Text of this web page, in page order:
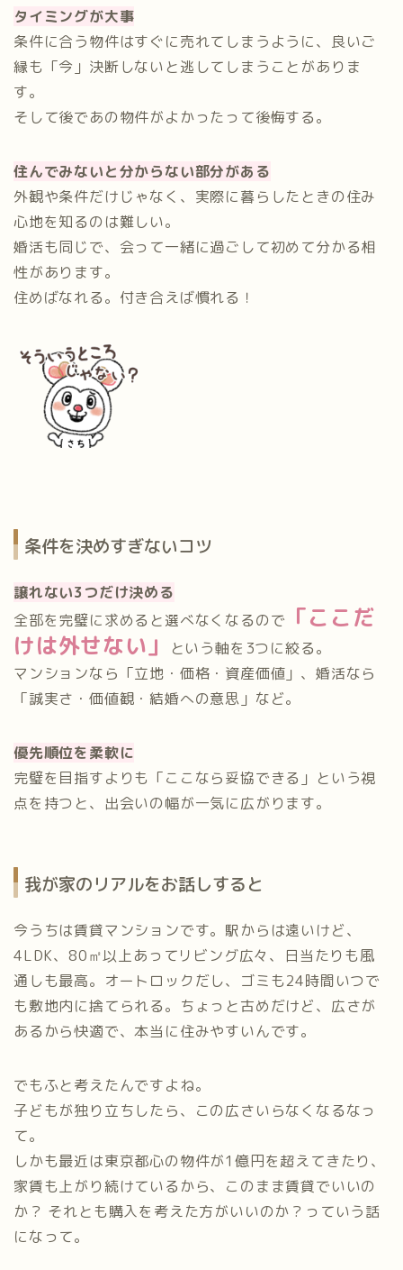
タイミングが大事
条件に合う物件はすぐに売れてしまうように、良いご
縁も「今」決断しないと逃してしまうことがありま
す。
そして後であの物件がよかったって後悔する。
住んでみないと分からない部分がある
外観や条件だけじゃなく、実際に暮らしたときの住み
心地を知るのは難しい。
婚活も同じで、会って一緒に過ごして初めて分かる相
性があります。
住めばなれる。付き合えば慣れる！
条件を決めすぎないコツ
譲れない3つだけ決める
全部を完璧に求めると選べなくなるので
「ここだ
けは外せない」
という軸を3つに絞る。
マンションなら「立地・価格・資産価値」、婚活なら
「誠実さ・価値観・結婚への意思」など。
優先順位を柔軟に
完璧を目指すよりも「ここなら妥協できる」という視
点を持つと、出会いの幅が一気に広がります。
我が家のリアルをお話しすると
今うちは賃貸マンションです。駅からは遠いけど、
4LDK、80㎡以上あってリビング広々、日当たりも風
通しも最高。オートロックだし、ゴミも24時間いつで
も敷地内に捨てられる。ちょっと古めだけど、広さが
あるから快適で、本当に住みやすいんです。
でもふと考えたんですよね。
子どもが独り立ちしたら、この広さいらなくなるなっ
て。
しかも最近は東京都心の物件が1億円を超えてきたり、
家賃も上がり続けているから、このまま賃貸でいいの
か？ それとも購入を考えた方がいいのか？っていう話
になって。